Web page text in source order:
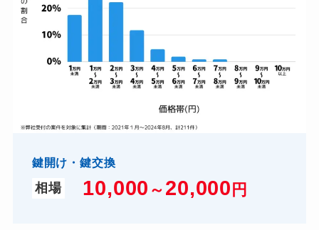
鍵開け・鍵交換
相場 10,000 ～ 20,000 円